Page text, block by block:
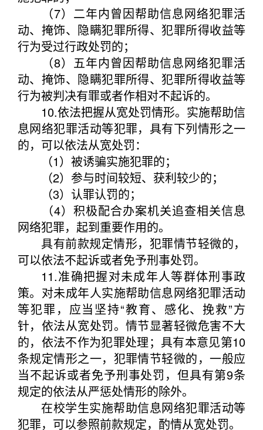
（7）二年内曾因帮助信息网络犯罪活
动、掩饰、隐瞒犯罪所得、犯罪所得收益等
行为受过行政处罚的；
（8）五年内曾因帮助信息网络犯罪活
动、掩饰、隐瞒犯罪所得、犯罪所得收益等
行为被判决有罪或者作相对不起诉的。
10.依法把握从宽处罚情形。实施帮助信
息网络犯罪活动等犯罪，具有下列情形之一
的，可以依法从宽处罚：
（1）被诱骗实施犯罪的；
（2）参与时间较短、获利较少的；
（3）认罪认罚的；
（4）积极配合办案机关追查相关信息
网络犯罪，起到重要作用的。
具有前款规定情形，犯罪情节轻微的，
可以依法不起诉或者免予刑事处罚。
11.准确把握对未成年人等群体刑事政
策。对未成年人实施帮助信息网络犯罪活动
等犯罪，应当坚持“教育、感化、挽救”方
针，依法从宽处罚。情节显著轻微危害不大
的，依法不作为犯罪处理；具有本意见第10
条规定情形之一，犯罪情节轻微的，一般应
当不起诉或者免予刑事处罚，但具有第9条
规定的依法从严惩处情形的除外。
在校学生实施帮助信息网络犯罪活动等
犯罪，可以参照前款规定，酌情从宽处罚。